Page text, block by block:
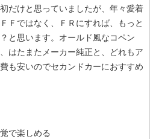
だけと思っていましたが、年々愛着
Ｆではなく、ＦＲにすれば、もっと
と思います。オールド風なコペン
はたまたメーカー純正と、どれもア
も安いのでセカンドカーにおすすめ
で楽しめる